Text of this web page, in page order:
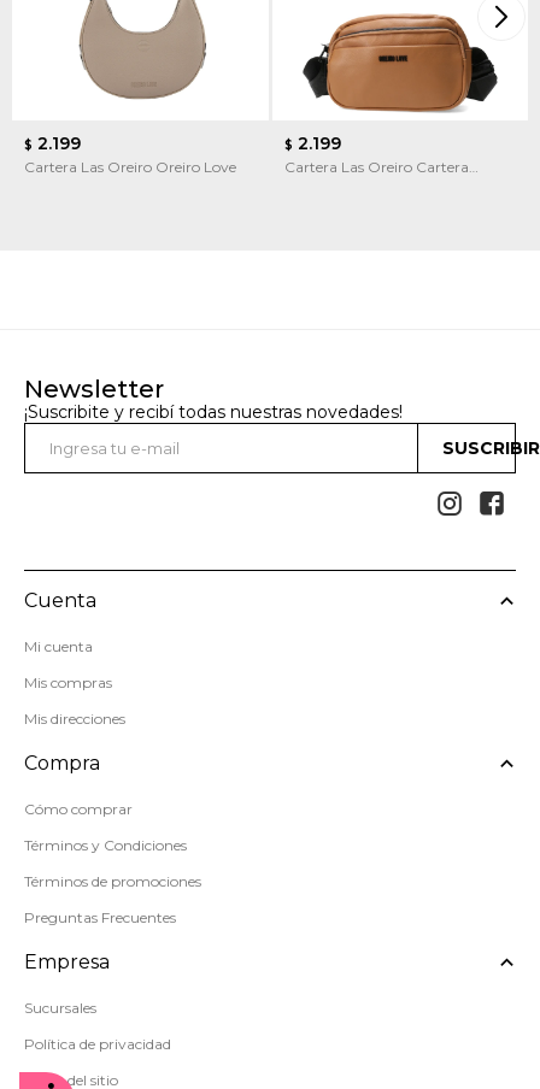
$ 2.199
Cartera Las Oreiro Oreiro Love
$ 2.199
Cartera Las Oreiro Cartera
Newsletter
¡Suscribite y recibí todas nuestras novedades!
 
Cuenta
Mi cuenta
Mis compras
Mis direcciones
Compra
Cómo comprar
Términos y Condiciones
Términos de promociones
Preguntas Frecuentes
Empresa
Sucursales
Política de privacidad
Mapa del sitio